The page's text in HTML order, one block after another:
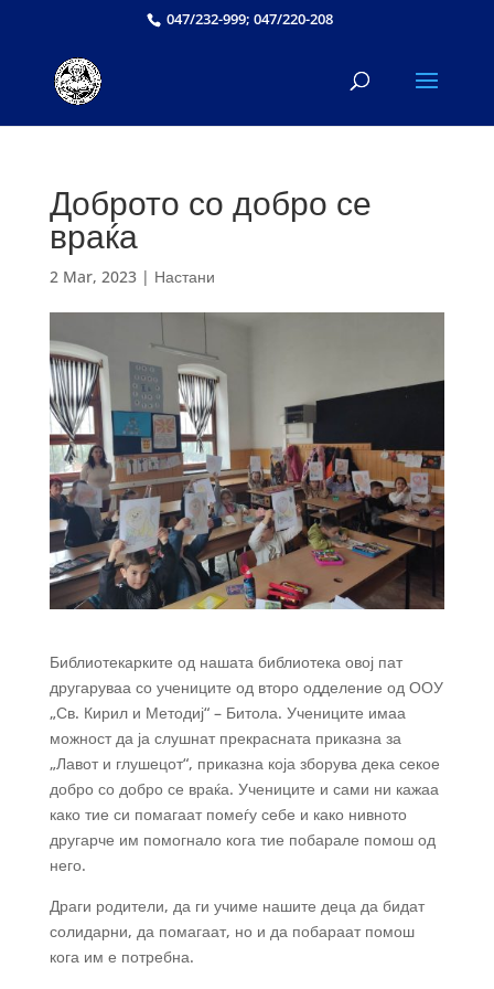
047/232-999; 047/220-208
Доброто со добро се
враќа
2 Mar, 2023| Настани
Библиотекарките од нашата библиотека овој пат
другаруваа со учениците од второ одделение од ООУ
„Св. Кирил и Методиј“ – Битола. Учениците имаа
можност да ја слушнат прекрасната приказна за
„Лавот и глушецот“, приказна која зборува дека секое
добро со добро се враќа. Учениците и сами ни кажаа
како тие си помагаат помеѓу себе и како нивното
другарче им помогнало кога тие побарале помош од
него.
Драги родители, да ги учиме нашите деца да бидат
солидарни, да помагаат, но и да побараат помош
кога им е потребна.